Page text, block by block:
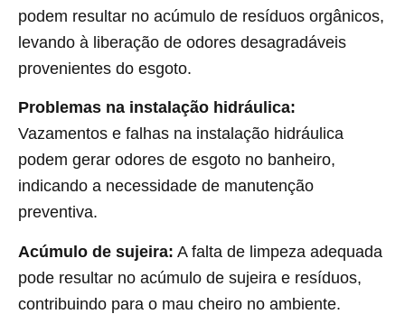
podem resultar no acúmulo de resíduos orgânicos,
levando à liberação de odores desagradáveis
provenientes do esgoto.
Problemas na instalação hidráulica:
Vazamentos e falhas na instalação hidráulica
podem gerar odores de esgoto no banheiro,
indicando a necessidade de manutenção
preventiva.
Acúmulo de sujeira: A falta de limpeza adequada
pode resultar no acúmulo de sujeira e resíduos,
contribuindo para o mau cheiro no ambiente.